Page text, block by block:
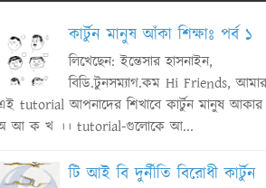
কার্টুন মানুষ আঁকা শিক্ষাঃ পর্ব ১
লিখেছেন: ইন্তেসার হাসনাইন,
বিডি.টুনসম্যাগ.কম Hi Friends, আমার
tutorial আপনাদের শিখাবে কার্টুন মানুষ আকার
আ ক খ ।। tutorial-গুলোকে আ...
টি আই বি দুর্নীতি বিরোধী কার্টুন